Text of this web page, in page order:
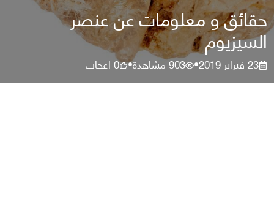
حقائق و معلومات عن عنصر
السيزيوم
23 فبراير 2019 •
903مشاهدة•
0اعجاب